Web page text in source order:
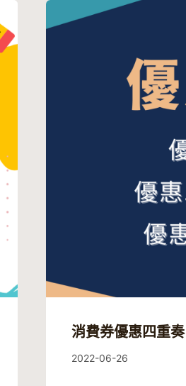
消費券優惠四重奏
By
2022-06-26